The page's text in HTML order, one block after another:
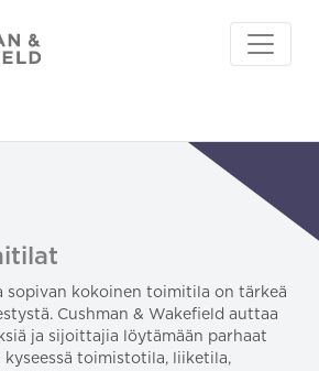
sopivan kokoinen toimitila on tärkeä
Cushman & Wakefield auttaa
ja sijoittajia löytämään parhaat
toimistotila, liiketila,